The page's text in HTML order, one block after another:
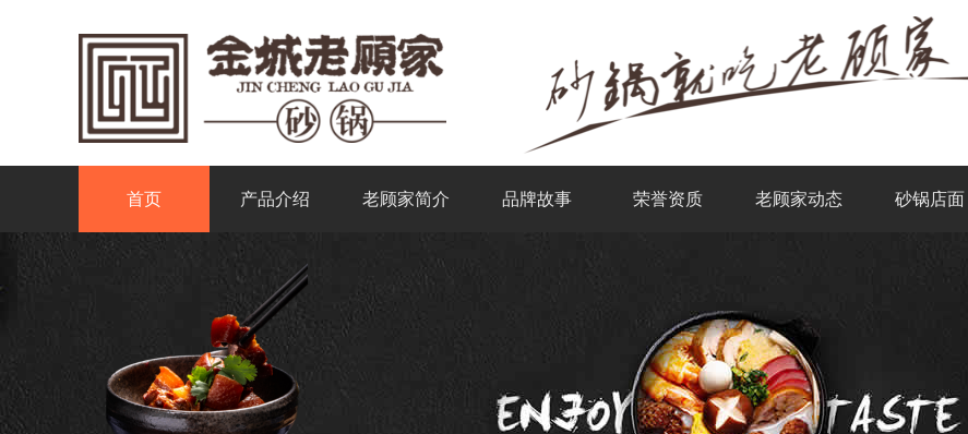
首页 产品介绍 老顾家简介 品牌故事 荣誉资质 老顾家动态 砂锅店面